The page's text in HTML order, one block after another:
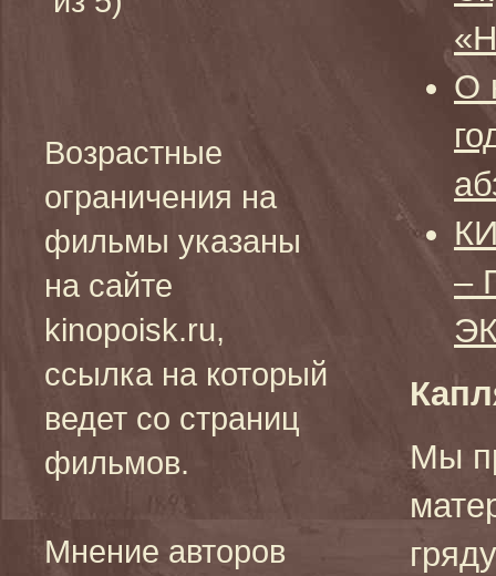
Возрастные
ограничения на
фильмы указаны
на сайте
kinopoisk.ru,
ссылка на который
ведет со страниц
фильмов.
Мнение авторов
О
–
Мы